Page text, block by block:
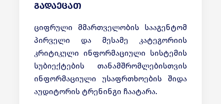
გადაეცათ
ციფრული მმართველობის სააგენტომ
პირველი და მესამე კატეგორიის
კრიტიკული ინფორმაციული სისტემის
სუბიექტების თანამშრომლებისთვის
ინფორმაციული უსაფრთხოების შიდა
აუდიტორის ტრენინგი ჩაატარა.